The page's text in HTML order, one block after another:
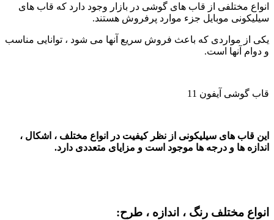
انواع مختلفی از قاب های گوشی در بازار وجود دارد که قاب های
سیلیکونی موبایل جزء موارد پرفروش هستند.
یکی از مواردی که باعث فروش سریع آنها می شود ، توانایی مناسب
و دوام آنها است.
قاب گوشی آیفون 11
این قاب های سیلیکونی از نظر کیفیت در انواع مختلف ، اشکال ،
اندازه ها و درجه ها موجود است و مزایای متعددی دارد.
انواع مختلف رنگ ، اندازه ، طرح: